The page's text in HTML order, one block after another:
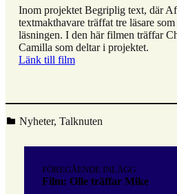
Inom projektet Begriplig text, där
textmakthavare träffat tre läsare
läsningen. I den här filmen träffar
Camilla som deltar i projektet.
Länk till film
Kategoriserad i:
Nyheter, Talknuten
tillbaka
huvudnavigeringen
FÖREGÅENDE INLÄGG
Film: Olle träffar Mike